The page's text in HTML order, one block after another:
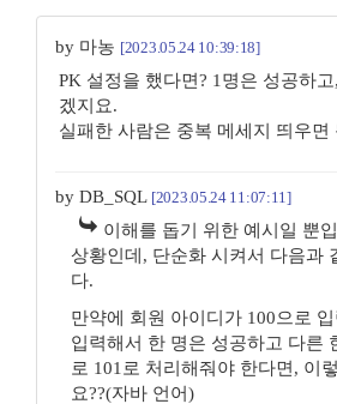
by 마농 [2023.05.24 10:39:18]
PK 설정을 했다면? 1명은 성공하
겠지요.
실패한 사람은 중복 메세지 띄우면
by DB_SQL [2023.05.24 11:07:11]
이해를 돕기 위한 예시일 뿐
상황인데, 단순화 시켜서 다음과
다.
만약에 회원 아이디가 100으로
입력해서 한 명은 성공하고 다른
로 101로 처리해줘야 한다면, 이
요??(자바 언어)